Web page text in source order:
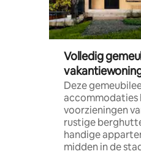
Volledig
Deze
accommodaties
voorzieningen
rustige
handige
midden in de